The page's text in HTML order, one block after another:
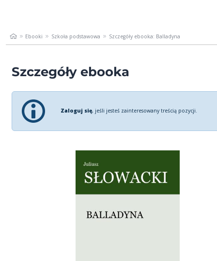
Ebooki Szkoła podstawowa Szczegóły ebooka: Balladyna
Szczegóły ebooka
Zaloguj się, jeśli jesteś zainteresowany treścią pozycji.